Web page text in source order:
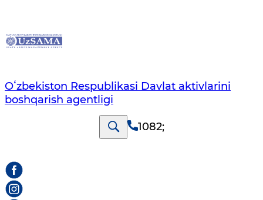
Oʻzbekiston Respublikasi Davlat aktivlarini
boshqarish agentligi
1082;